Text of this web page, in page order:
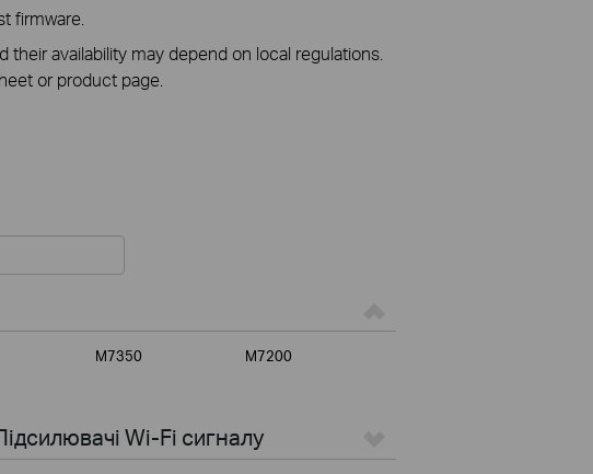
firmware.
availability may depend on local regulations.
or product page.
M7350
M7200
Wi-Fi сигналу